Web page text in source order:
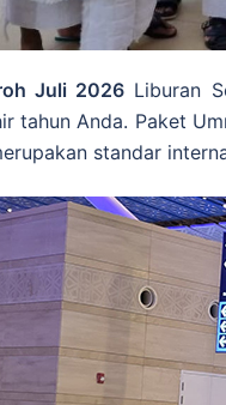
Juli 2026 Liburan
tahun Anda. Paket
standar